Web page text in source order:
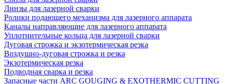
Линзы для лазерной сварки
Ролики подающего механизма для лазерного аппарата
Каналы направляющие для лазерного аппарата
Уплотнительные кольца для лазерной сварки
Дуговая строжка и экзотермическая резка
Воздушно-дуговая строжка и резка
Экзотермическая резка
Подводная сварка и резка
Запасные части ARC GOUGING & EXOTHERMIC CUTTING